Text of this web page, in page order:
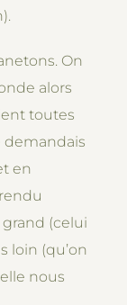
On
alors
toutes
demandais
en
(celui
loin (qu’on
nous